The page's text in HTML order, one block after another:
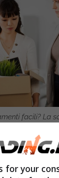
facili? La
for your